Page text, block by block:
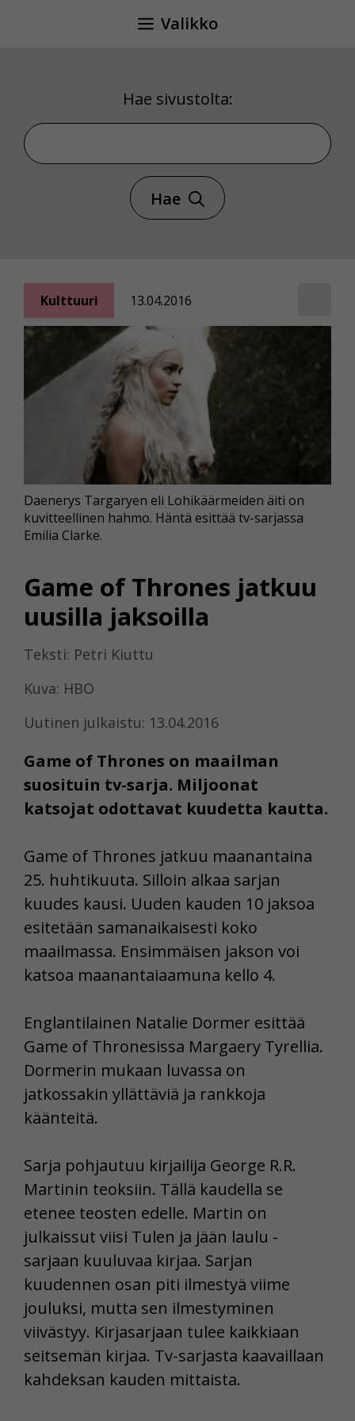
Valikko
Hae sivustolta:
Hae sivustolta
Hae
Kulttuuri 13.04.2016
Game of Thrones jatkuu
uusilla jaksoilla
Teksti: Petri Kiuttu
Kuva: HBO
Uutinen julkaistu: 13.04.2016
Game of Thrones on maailman
suosituin tv-sarja. Miljoonat
katsojat odottavat kuudetta kautta.
Daenerys Targaryen eli Lohikäärmeiden äiti on
kuvitteellinen hahmo. Häntä esittää tv-sarjassa
Emilia Clarke.
Game of Thrones jatkuu maanantaina
25. huhtikuuta. Silloin alkaa sarjan
kuudes kausi. Uuden kauden 10 jaksoa
esitetään samanaikaisesti koko
maailmassa. Ensimmäisen jakson voi
katsoa maanantaiaamuna kello 4.
Englantilainen Natalie Dormer esittää
Game of Thronesissa Margaery Tyrellia.
Dormerin mukaan luvassa on
jatkossakin yllättäviä ja rankkoja
käänteitä.
Sarja pohjautuu kirjailija George R.R.
Martinin teoksiin. Tällä kaudella se
etenee teosten edelle. Martin on
julkaissut viisi Tulen ja jään laulu -
sarjaan kuuluvaa kirjaa. Sarjan
kuudennen osan piti ilmestyä viime
jouluksi, mutta sen ilmestyminen
viivästyy. Kirjasarjaan tulee kaikkiaan
seitsemän kirjaa. Tv-sarjasta kaavaillaan
kahdeksan kauden mittaista.